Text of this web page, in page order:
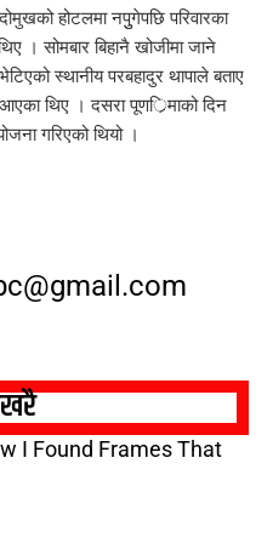
होटलमा नपुुगेपछि परिवारका
। सोमबार बिहानै खोजीमा जाने
स्थानीय परबहादुर थापाले बताए
थिए । दसरा पूणर्िमाको दिन
गरिएको थियो ।
I Found Frames That